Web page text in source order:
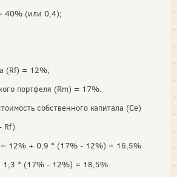
40% (или 0,4);
(Rf) = 12%;
портфеля (Rm) = 17%.
собственного капитала (Ce)
Rf)
= 12% + 0,9 * (17% - 12%) = 16,5%
1,3 * (17% - 12%) = 18,5%